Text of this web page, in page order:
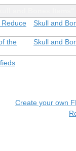
Skull and
Skull and
the
Create your own